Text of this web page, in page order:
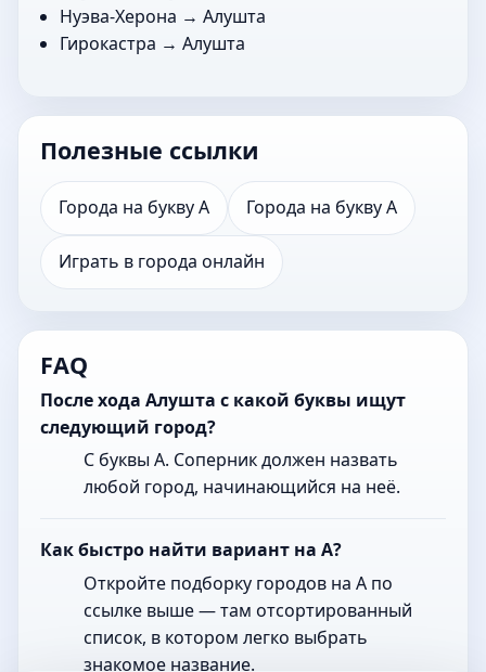
Нуэва-Херона → Алушта
Гирокастра → Алушта
Полезные ссылки
Города на букву А Города на букву А
Играть в города онлайн
FAQ
После хода Алушта с какой буквы ищут
следующий город?
С буквы А. Соперник должен назвать
любой город, начинающийся на неё.
Как быстро найти вариант на А?
Откройте подборку городов на А по
ссылке выше — там отсортированный
список, в котором легко выбрать
знакомое название.